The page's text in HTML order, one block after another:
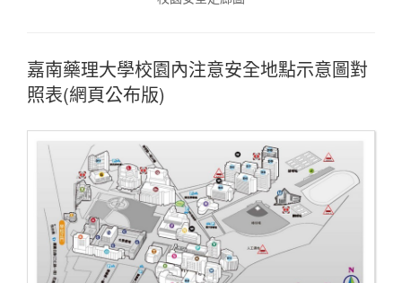
嘉南藥理大學校園內注意安全地點示意圖對
照表(網頁公布版)